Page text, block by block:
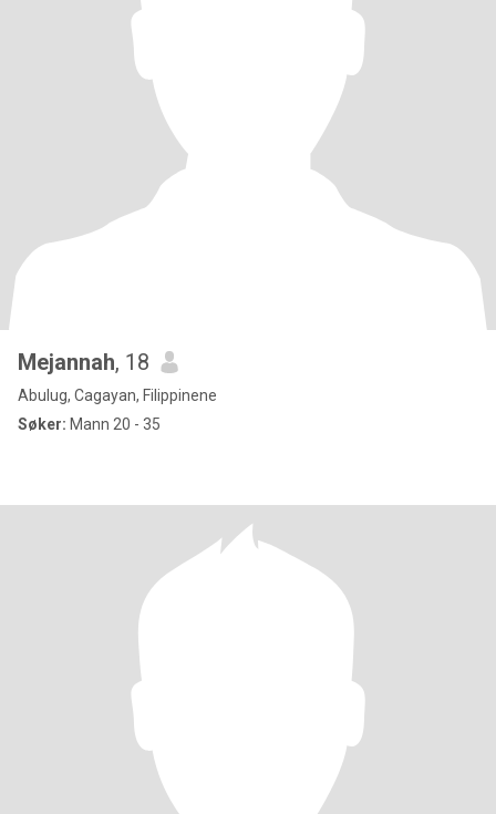
Mejannah, 18
Abulug, Cagayan, Filippinene
Søker: Mann 20 - 35